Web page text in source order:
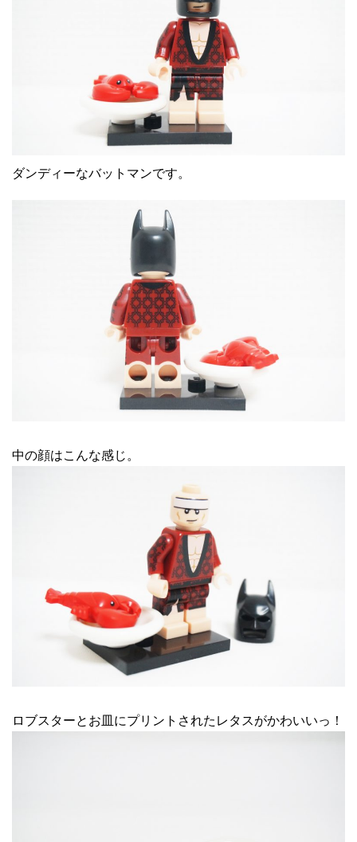
ダンディーなバットマンです。
中の顔はこんな感じ。
ロブスターとお皿にプリントされたレタスがかわいいっ！